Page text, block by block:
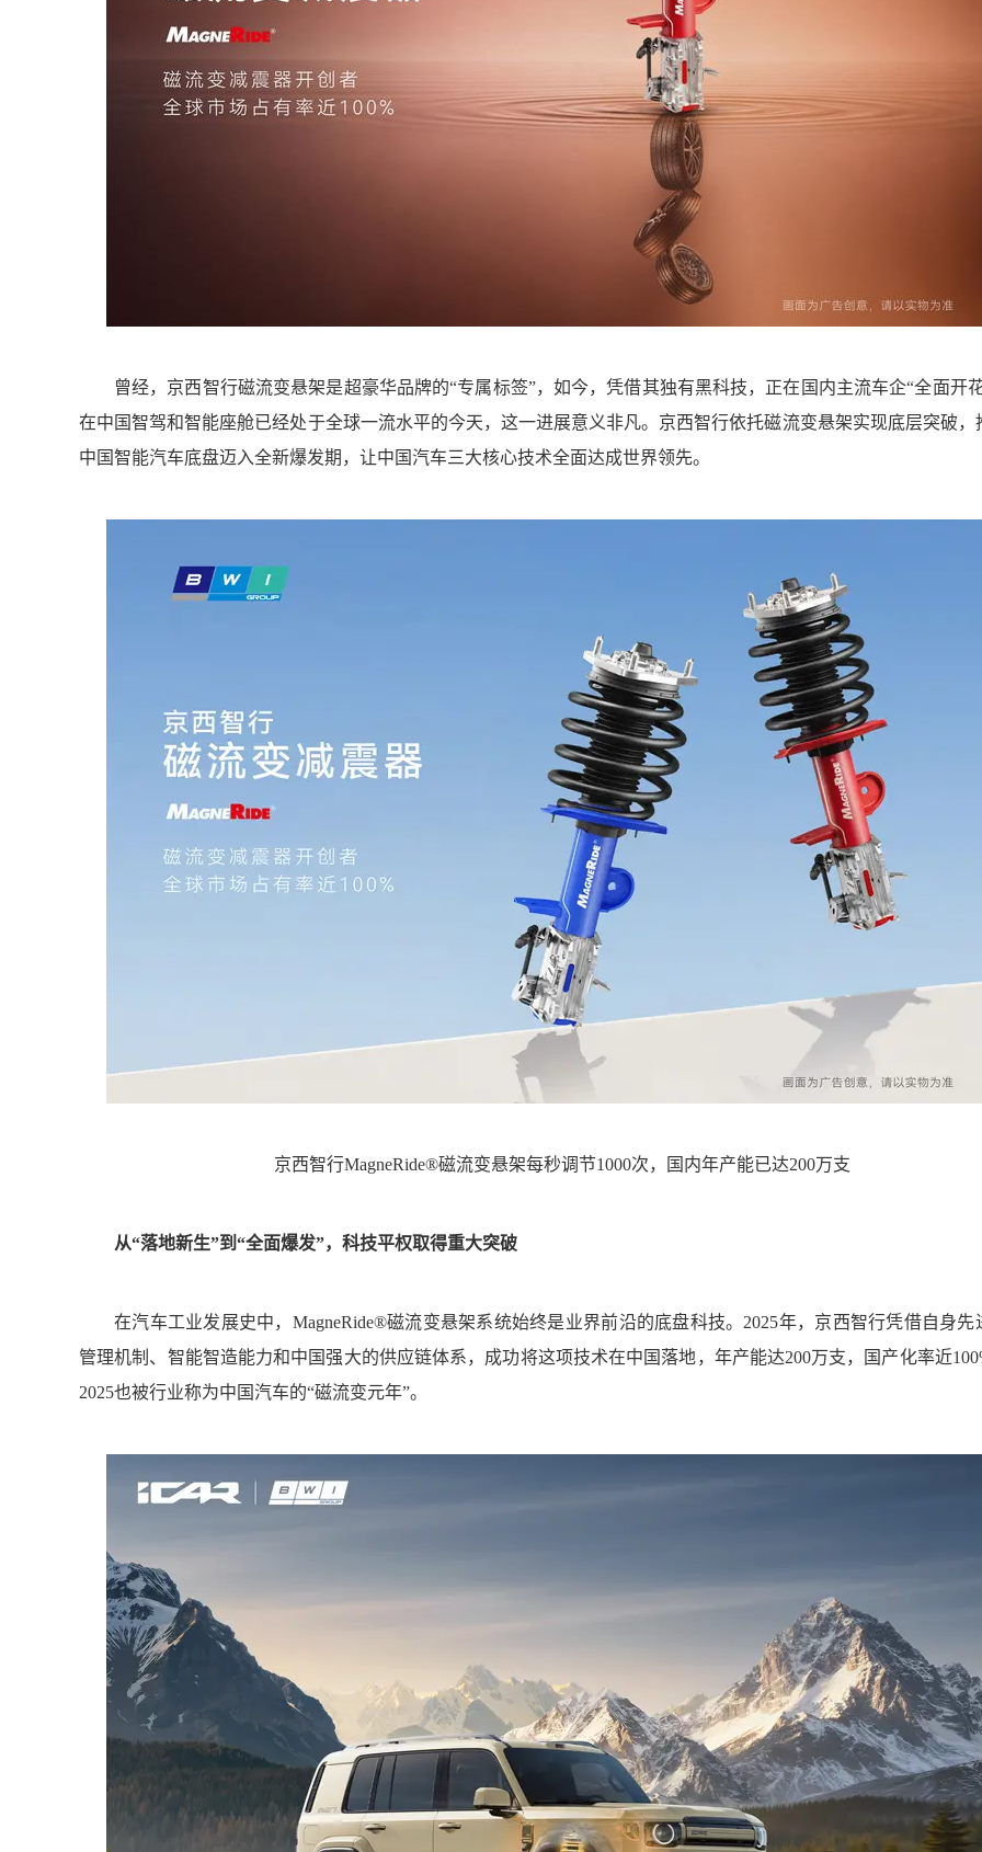
曾经，京西智行磁流变悬架是超豪华品牌的“专属标签”，如今，凭借其独有黑科技，正在国内主流车企“全面开花
在中国智驾和智能座舱已经处于全球一流水平的今天，这一进展意义非凡。京西智行依托磁流变悬架实现底层突破，
中国智能汽车底盘迈入全新爆发期，让中国汽车三大核心技术全面达成世界领先。
京西智行MagneRide®磁流变悬架每秒调节1000次，国内年产能已达200万支
从“落地新生”到“全面爆发”，科技平权取得重大突破
在汽车工业发展史中，MagneRide®磁流变悬架系统始终是业界前沿的底盘科技。2025年，京西智行凭借自身先
管理机制、智能智造能力和中国强大的供应链体系，成功将这项技术在中国落地，年产能达200万支，国产化率近
2025也被行业称为中国汽车的“磁流变元年”。